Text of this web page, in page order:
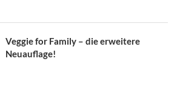
Veggie for Family – die erweitere
Neuauflage!